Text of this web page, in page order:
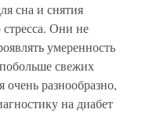
сна и снятия
стресса. Они не
умеренность
свежих
разнообразно,
на диабет